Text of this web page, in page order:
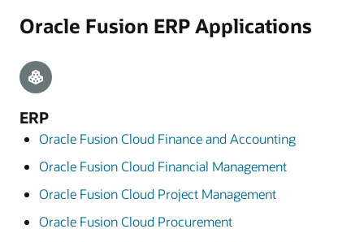
Oracle Fusion ERP Applications
ERP
Oracle Fusion Cloud Finance and Accounting
Oracle Fusion Cloud Financial Management
Oracle Fusion Cloud Project Management
Oracle Fusion Cloud Procurement